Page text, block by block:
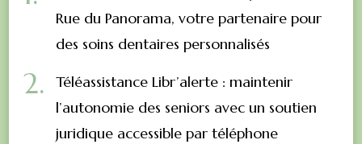
Rue du Panorama, votre partenaire pour
des soins dentaires personnalisés
Téléassistance Libr’alerte : maintenir
l’autonomie des seniors avec un soutien
juridique accessible par téléphone